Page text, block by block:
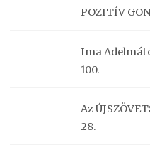
POZITÍV
Ima
100.
Az
28.